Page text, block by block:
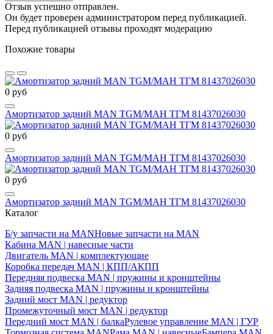
Отзыв успешно отправлен.
Он будет проверен администратором перед публикацией.
Перед публикацией отзывы проходят модерацию
Похожие товары
0 руб
Амортизатор задний MAN TGM/МАН ТГМ 81437026030
0 руб
Амортизатор задний MAN TGM/МАН ТГМ 81437026030
0 руб
Амортизатор задний MAN TGM/МАН ТГМ 81437026030
Каталог
Б/у запчасти на MANНовые запчасти на MAN
Кабина MAN | навесные части
Двигатель MAN | комплектующие
Коробка передач MAN | КПП/АКПП
Передняя подвеска MAN | пружины и кронштейны
Задняя подвеска MAN | пружины и кронштейны
Задний мост MAN | редуктор
Промежуточный мост MAN | редуктор
Передний мост MAN | балкаРулевое управление MAN | ГУР